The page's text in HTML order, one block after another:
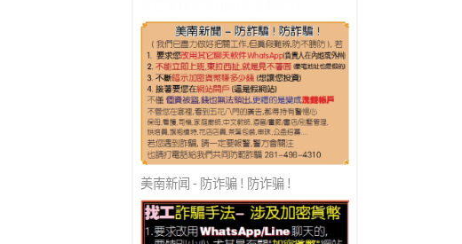
美南新闻 - 防诈骗 ! 防诈骗 !